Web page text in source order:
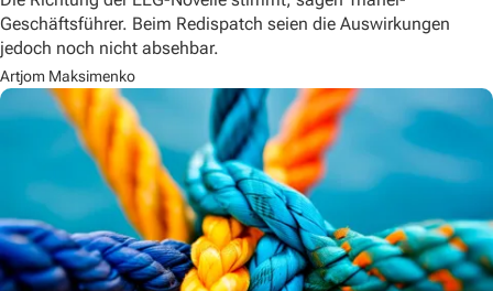
Geschäftsführer. Beim Redispatch seien die Auswirkungen
jedoch noch nicht absehbar.
Artjom Maksimenko